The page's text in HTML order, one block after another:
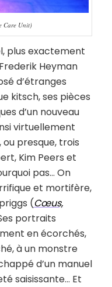
Care Unit)
plus exactement
Heyman
d’étranges
kitsch, ses pièces
d’un nouveau
virtuellement
ou presque, trois
Kim Peers et
pas… On
et mortifère,
(Cœus,
portraits
en écorchés,
à un monstre
d’un manuel
saisissante… Et